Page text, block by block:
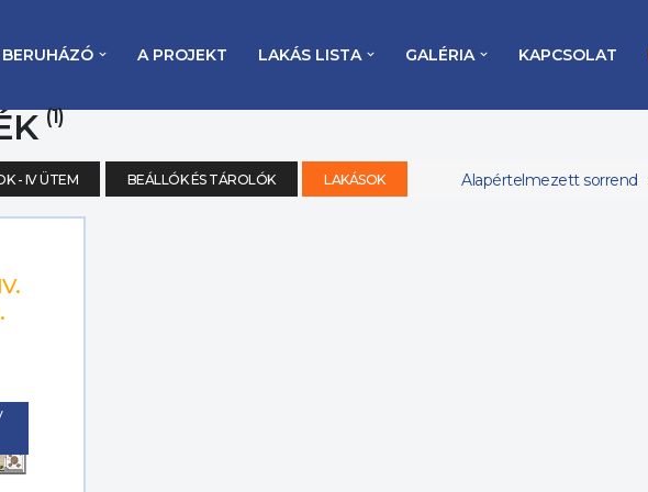
BERUHÁZÓ A PROJEKT LAKÁS LISTA GALÉRIA KAPCSOLAT
(1)
- IV ÜTEM BEÁLLÓK ÉS TÁROLÓK LAKÁSOK Alapértelmezett sorrend